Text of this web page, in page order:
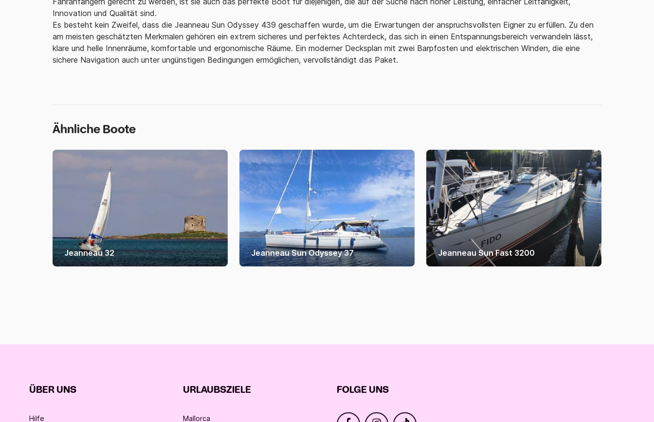
Innovation und Qualität sind.
Es besteht kein Zweifel, dass die Jeanneau Sun Odyssey 439 geschaffen wurde, um die Erwartungen der anspruchsvollsten Eigner zu erfüllen. Zu den
am meisten geschätzten Merkmalen gehören ein extrem sicheres und perfektes Achterdeck, das sich in einen Entspannungsbereich verwandeln lässt,
klare und helle Innenräume, komfortable und ergonomische Räume. Ein moderner Decksplan mit zwei Barpfosten und elektrischen Winden, die eine
sichere Navigation auch unter ungünstigen Bedingungen ermöglichen, vervollständigt das Paket.
Ähnliche Boote
Jeanneau 32 Jeanneau Sun Odyssey 37 Jeanneau Sun Fast 3200
ÜBER UNS
Hilfe
URLAUBSZIELE
Mallorca
FOLGE UNS